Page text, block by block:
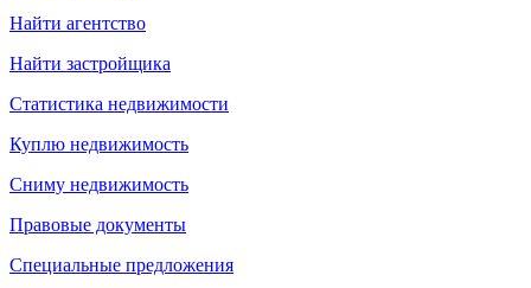
Найти агентство
Найти застройщика
Статистика недвижимости
Куплю недвижимость
Сниму недвижимость
Правовые документы
Специальные предложения